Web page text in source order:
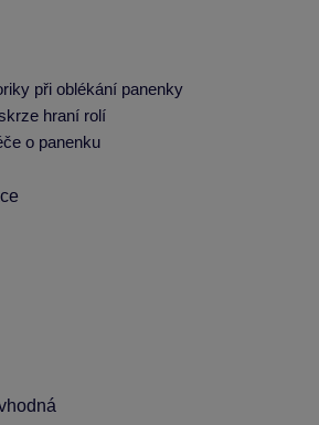
při oblékání panenky
hraní rolí
o panenku